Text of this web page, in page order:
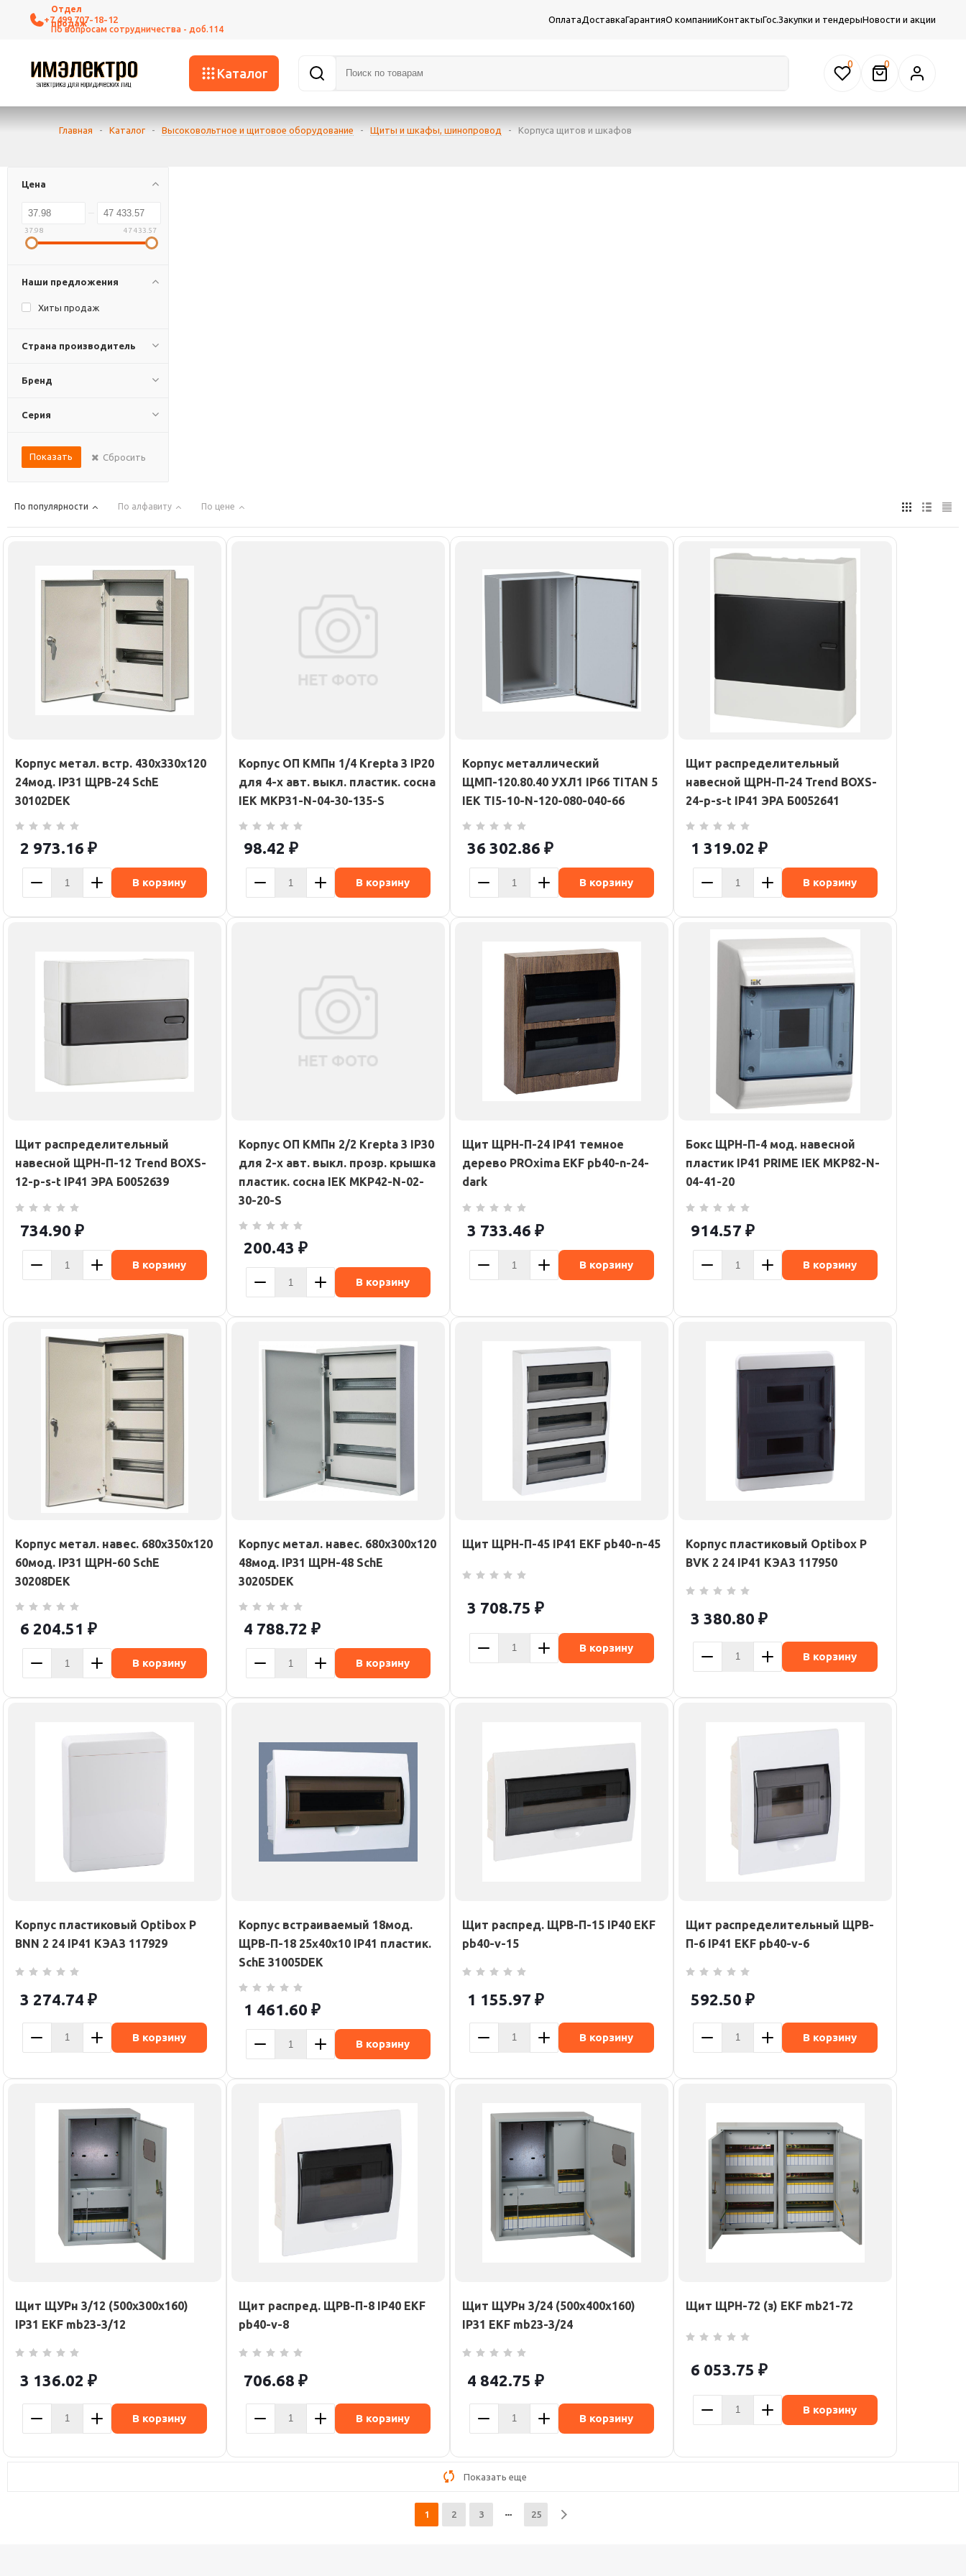
+7 499 707-18-12 ОплатаДоставкаГарантияО компанииКонтактыГос.Закупки и тендерыНовости и акции
Каталог
0
Главная - Каталог - Высоковольтное и щитовое оборудование - Щиты и шкафы, шинопровод - Корпуса щитов и шкафов
Цена
37.98 47 433.57
Наши предложения
Хиты продаж
Страна производитель
Бренд
Серия
Показать Сбросить
По популярности По алфавиту По цене
Корпус метал. встр. 430х330х120
24мод. IP31 ЩРВ-24 SchE
30102DEK
2 973.16 ₽
В корзину
Корпус ОП КМПн 1/4 Krepta 3 IP20
для 4-х авт. выкл. пластик. сосна
IEK MKP31-N-04-30-135-S
98.42 ₽
В корзину
Корпус металлический
ЩМП-120.80.40 УХЛ1 IP66 TITAN 5
IEK TI5-10-N-120-080-040-66
36 302.86 ₽
В корзину
Щит распределительный
навесной ЩРН-П-24 Trend BOXS-
24-p-s-t IP41 ЭРА Б0052641
1 319.02 ₽
В корзину
Щит распределительный
навесной ЩРН-П-12 Trend BOXS-
12-p-s-t IP41 ЭРА Б0052639
734.90 ₽
В корзину
Корпус ОП КМПн 2/2 Krepta 3 IP30
для 2-х авт. выкл. прозр. крышка
пластик. сосна IEK MKP42-N-02-
30-20-S
200.43 ₽
В корзину
Щит ЩРН-П-24 IP41 темное
дерево PROxima EKF pb40-n-24-
dark
3 733.46 ₽
В корзину
Бокс ЩРН-П-4 мод. навесной
пластик IP41 PRIME IEK MKP82-N-
04-41-20
914.57 ₽
В корзину
Корпус метал. навес. 680х350х120
60мод. IP31 ЩРН-60 SchE
30208DEK
6 204.51 ₽
В корзину
Корпус метал. навес. 680х300х120
48мод. IP31 ЩРН-48 SchE
30205DEK
4 788.72 ₽
В корзину
Щит ЩРН-П-45 IP41 EKF pb40-n-45
3 708.75 ₽
В корзину
Корпус пластиковый Optibox P
BVK 2 24 IP41 КЭАЗ 117950
3 380.80 ₽
В корзину
Корпус пластиковый Optibox P
BNN 2 24 IP41 КЭАЗ 117929
3 274.74 ₽
В корзину
Корпус встраиваемый 18мод.
ЩРВ-П-18 25х40х10 IP41 пластик.
SchE 31005DEK
1 461.60 ₽
В корзину
Щит распред. ЩРВ-П-15 IP40 EKF
pb40-v-15
1 155.97 ₽
В корзину
Щит распределительный ЩРВ-
П-6 IP41 EKF pb40-v-6
592.50 ₽
В корзину
Щит ЩУРн 3/12 (500х300х160)
IP31 EKF mb23-3/12
3 136.02 ₽
В корзину
Щит распред. ЩРВ-П-8 IP40 EKF
pb40-v-8
706.68 ₽
В корзину
Щит ЩУРн 3/24 (500х400х160)
IP31 EKF mb23-3/24
4 842.75 ₽
В корзину
Щит ЩРН-72 (з) EKF mb21-72
6 053.75 ₽
В корзину
Показать еще
1 2 3 25